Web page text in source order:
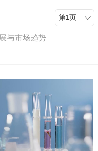
与市场趋势